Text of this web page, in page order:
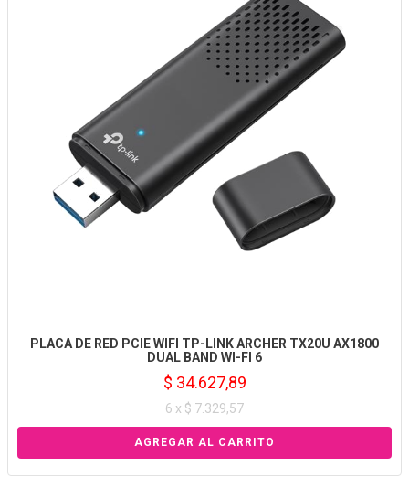
PLACA DE RED PCIE WIFI TP-LINK ARCHER TX20U AX1800
DUAL BAND WI-FI 6
$ 34.627,89
6 x $ 7.329,57